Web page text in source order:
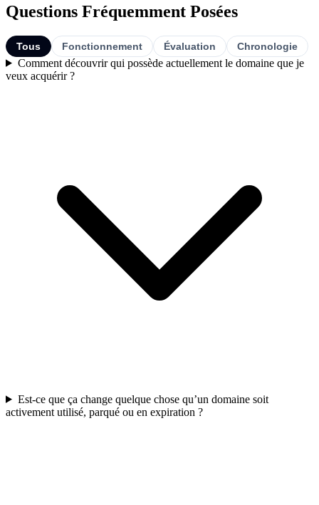
Questions Fréquemment Posées
Tous Fonctionnement Évaluation Chronologie
Comment découvrir qui possède actuellement le domaine que je
veux acquérir ?
Est-ce que ça change quelque chose qu’un domaine soit
activement utilisé, parqué ou en expiration ?